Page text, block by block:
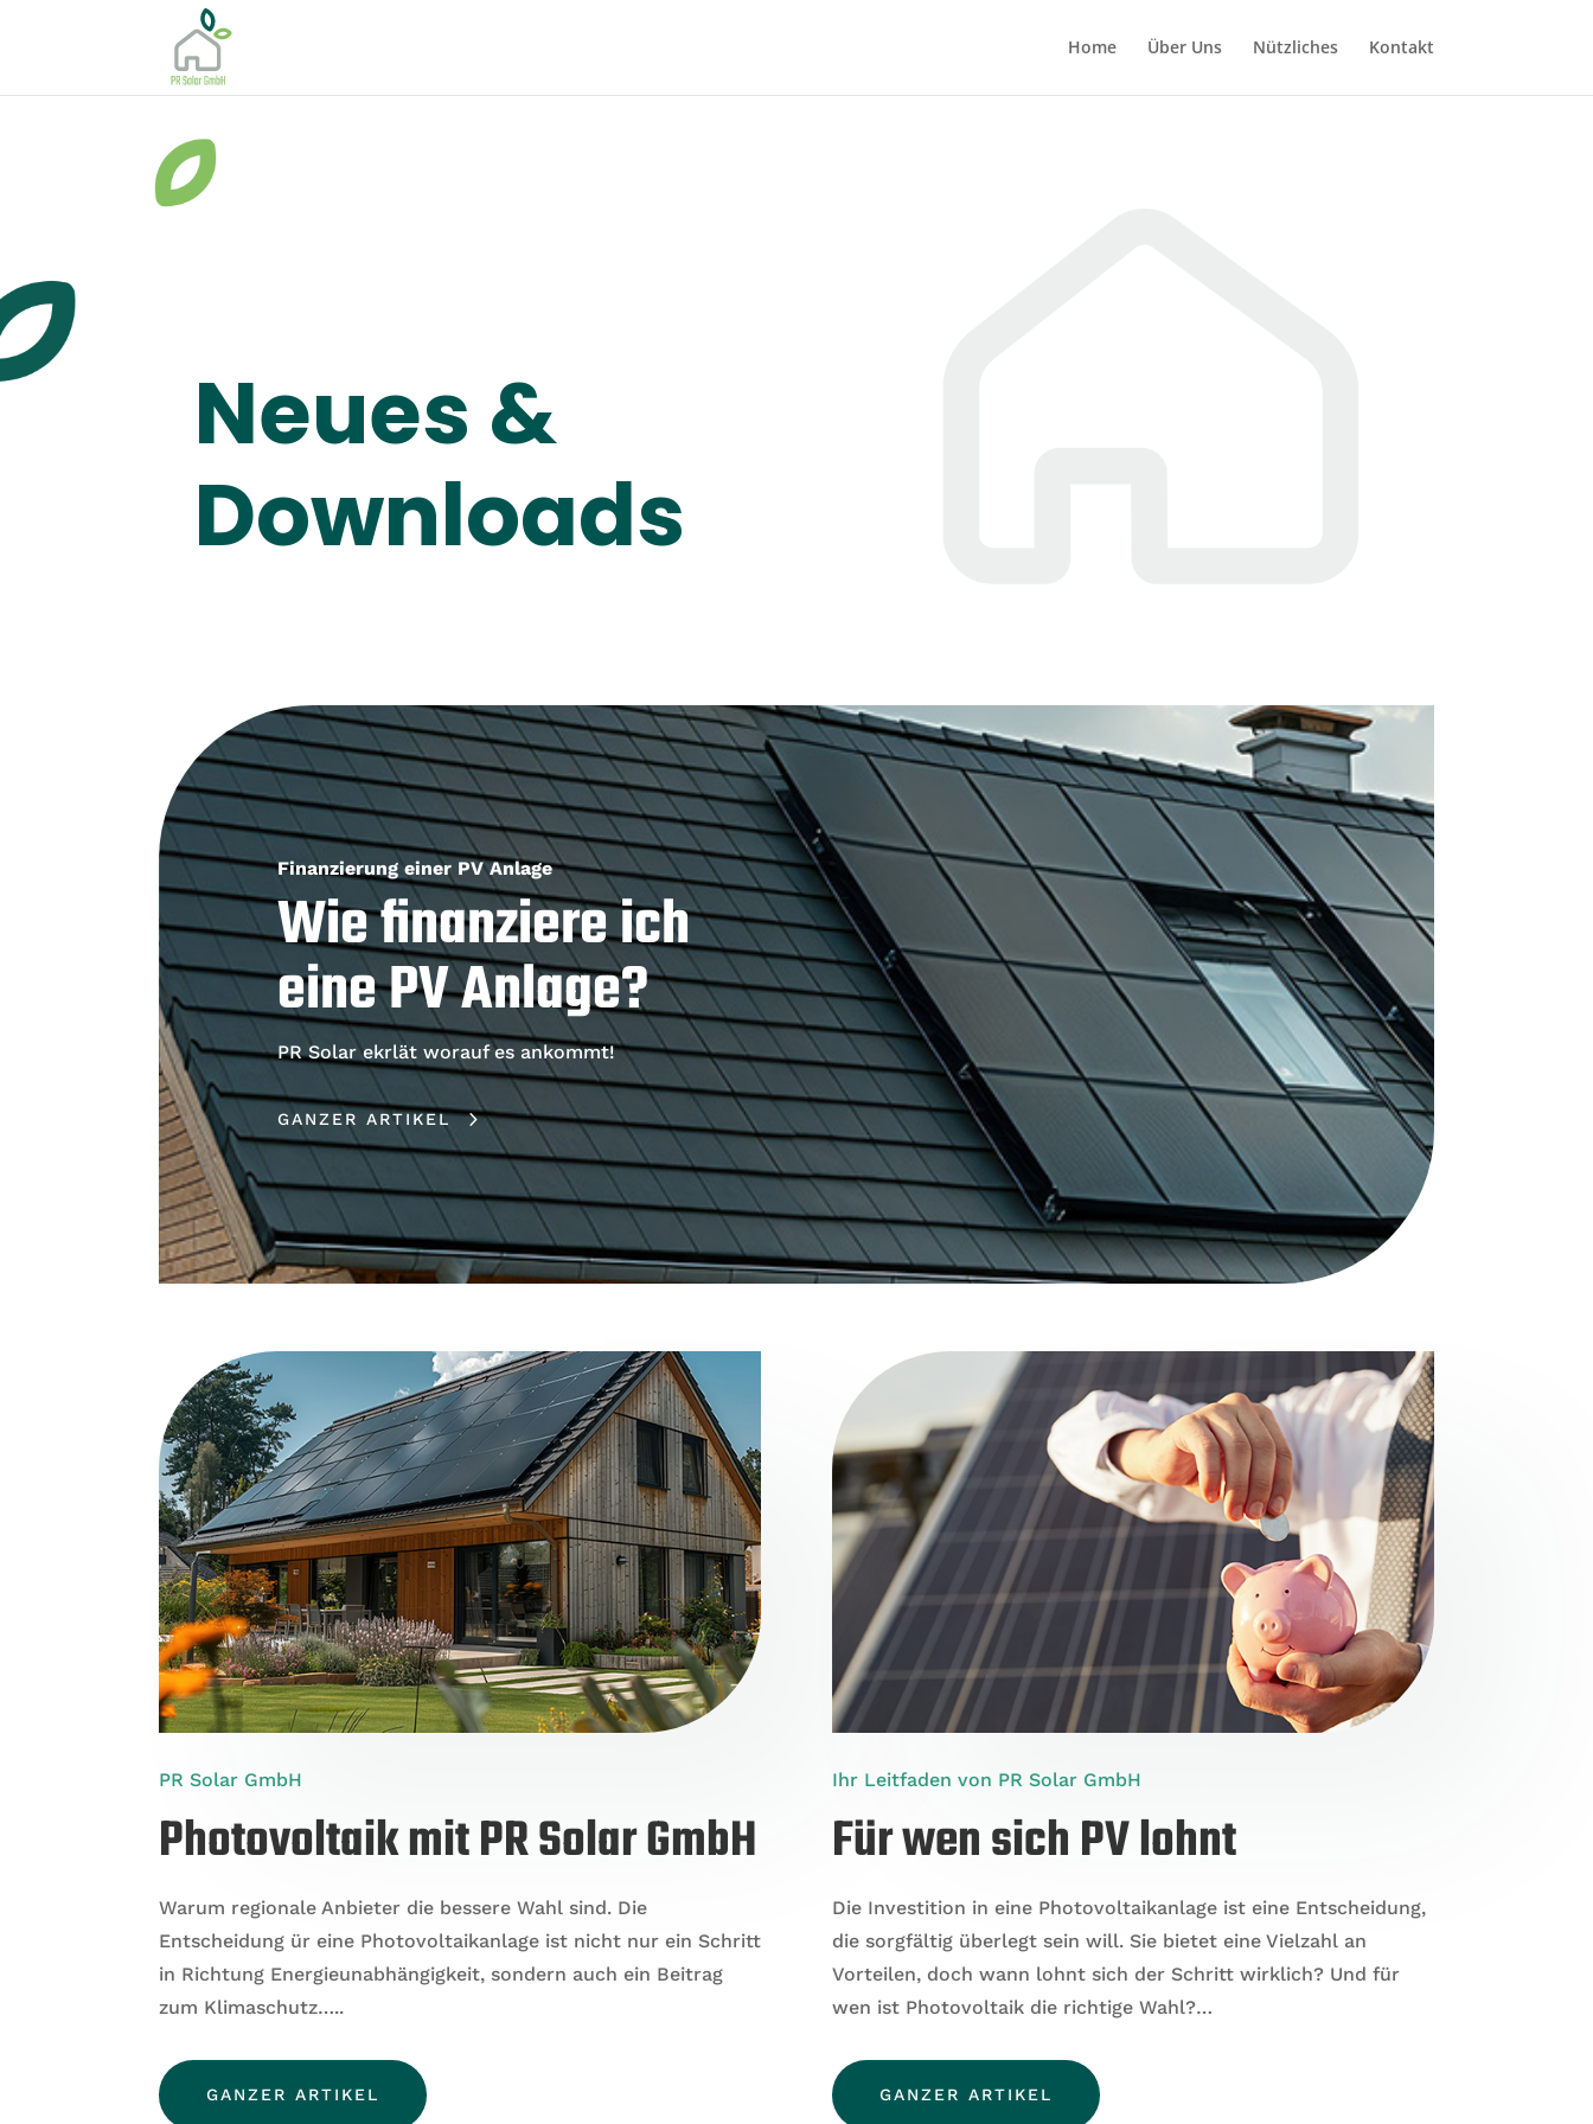
Home Über Uns Nützliches Kontakt
Neues &
Downloads
Finanzierung einer PV Anlage
Wie finanziere ich
eine PV Anlage?
PR Solar ekrlät worauf es ankommt!
GANZER ARTIKEL
PR Solar GmbH
Photovoltaik mit PR Solar GmbH
Warum regionale Anbieter die bessere Wahl sind. Die
Entscheidung ür eine Photovoltaikanlage ist nicht nur ein Schritt
in Richtung Energieunabhängigkeit, sondern auch ein Beitrag
zum Klimaschutz…..
GANZER ARTIKEL
Ihr Leitfaden von PR Solar GmbH
Für wen sich PV lohnt
Die Investition in eine Photovoltaikanlage ist eine Entscheidung,
die sorgfältig überlegt sein will. Sie bietet eine Vielzahl an
Vorteilen, doch wann lohnt sich der Schritt wirklich? Und für
wen ist Photovoltaik die richtige Wahl?…
GANZER ARTIKEL